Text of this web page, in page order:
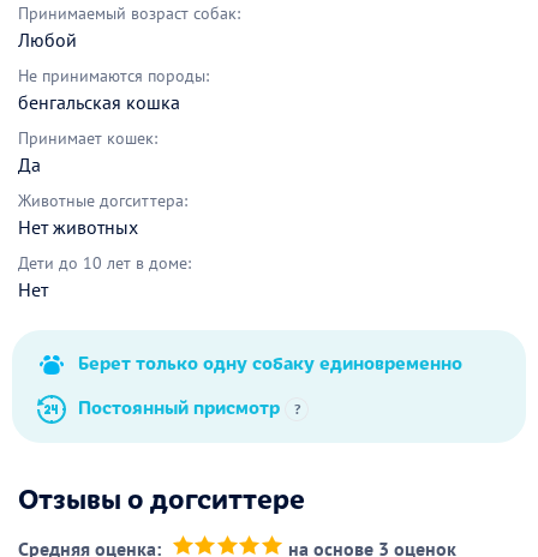
Принимаемый возраст собак:
Любой
Не принимаются породы:
бенгальская кошка
Принимает кошек:
Да
Животные догситтера:
Нет животных
Дети до 10 лет в доме:
Нет
Берет только одну собаку единовременно
Постоянный присмотр
?
Отзывы о догситтере
Средняя оценка: на основе 3 оценок